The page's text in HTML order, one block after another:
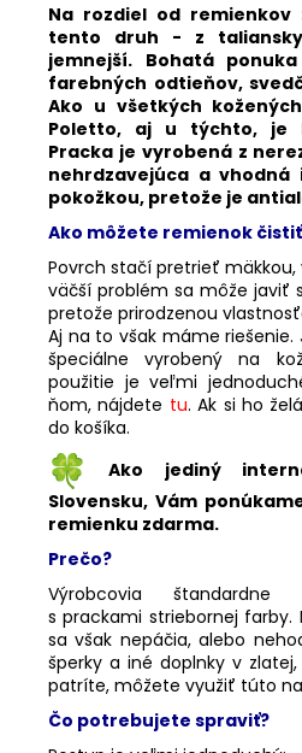
Na rozdiel od remienkov
tento druh - z
jemnejší. Bohatá
farebných odtieňov,
Ako u všetkých
Poletto, aj u týchto, je
Pracka je vyrobená z
nehrdzavejúca a
pokožkou, pretože je
Ako môžete remienok
Povrch stačí pretrieť mäkkou,
väčší problém sa môže javiť
pretože prirodzenou
Aj na to však máme
špeciálne vyrobený na
použitie je veľmi
ňom, nájdete tu. Ak si ho
do košíka.
Ako jediný
Slovensku, Vám
remienku zdarma.
Prečo?
Výrobcovia štandardne
s prackami striebornej farby.
sa však nepáčia, alebo
šperky a iné doplnky v
patríte, môžete využiť túto
Čo potrebujete spraviť?